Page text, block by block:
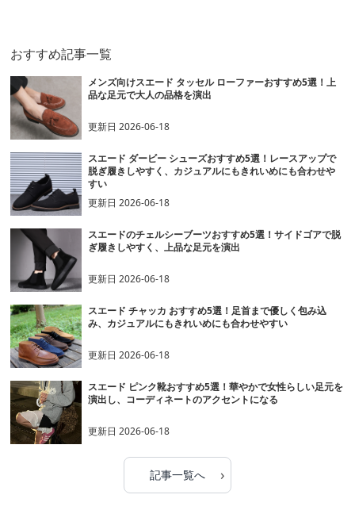
おすすめ記事一覧
メンズ向けスエード タッセル ローファーおすすめ5選！上
品な足元で大人の品格を演出
更新日2026-06-18
スエード ダービー シューズおすすめ5選！レースアップで
脱ぎ履きしやすく、カジュアルにもきれいめにも合わせや
すい
更新日2026-06-18
スエードのチェルシーブーツおすすめ5選！サイドゴアで脱
ぎ履きしやすく、上品な足元を演出
更新日2026-06-18
スエード チャッカ おすすめ5選！足首まで優しく包み込
み、カジュアルにもきれいめにも合わせやすい
更新日2026-06-18
スエード ピンク靴おすすめ5選！華やかで女性らしい足元を
演出し、コーディネートのアクセントになる
更新日2026-06-18
記事一覧へ ›